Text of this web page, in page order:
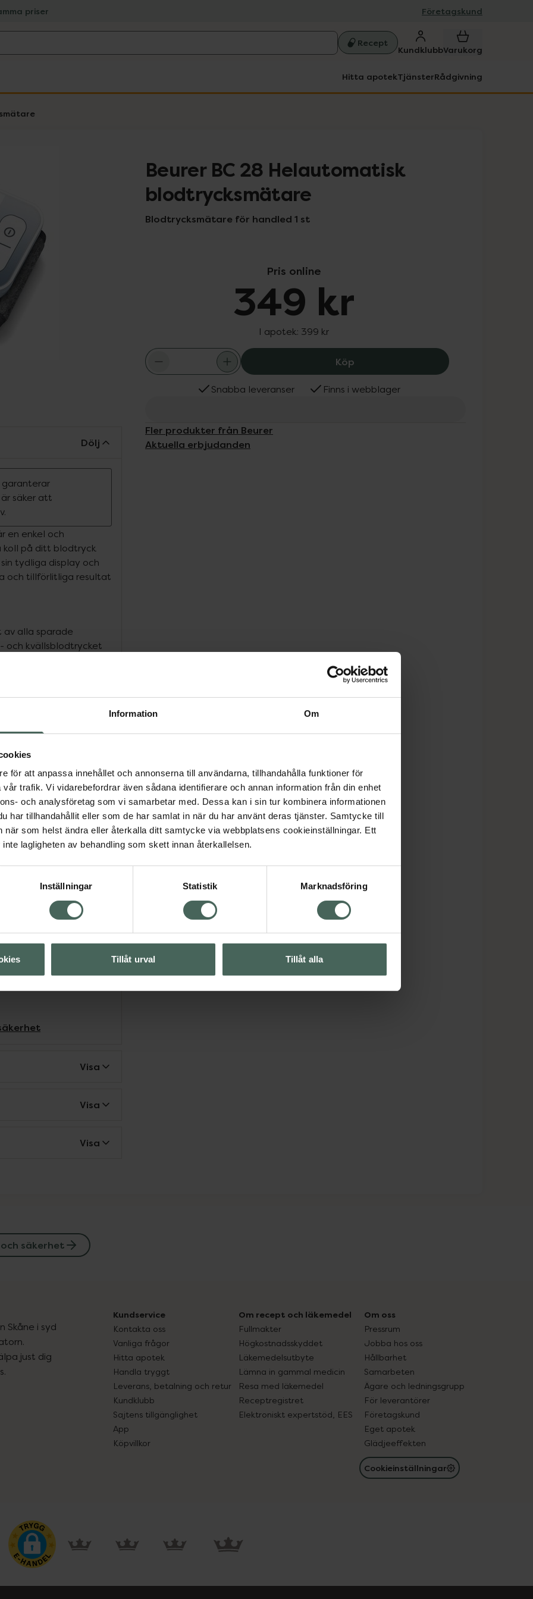
Information Om
för att anpassa innehållet och annonserna till användarna, tillhandahålla funktioner för
trafik. Vi vidarebefordrar även sådana identifierare och annan information från din enhet
och analysföretag som vi samarbetar med. Dessa kan i sin tur kombinera informationen
har tillhandahållit eller som de har samlat in när du har använt deras tjänster. Samtycke till
när som helst ändra eller återkalla ditt samtycke via webbplatsens cookieinställningar. Ett
lagligheten av behandling som skett innan återkallelsen.
Inställningar Statistik Marknadsföring
Tillåt urval Tillåt alla
priser Företagskund
Recept
KundklubbVarukorg
Hitta apotekTjänsterRådgivning
Beurer BC 28 Helautomatisk
blodtrycksmätare
Blodtrycksmätare för handled 1 st
Pris online
349 kr
I apotek: 399 kr
Köp Beurer BC 28 Helautomatisk
Snabba leveranser Finns i webblager
Fler produkter från Beurer
Aktuella erbjudanden
Dölj
garanterar
säker att
en enkel och
koll på ditt blodtryck
tydliga display och
och tillförlitliga resultat
av alla sparade
och kvällsblodtrycket
dina hälsotrender
en arytmidetektor
i din hjärtrytm.
för handleden
och puls. Enheten
av alla
och
oregelbundna hjärtslag
Mätaren är
och tid, automatisk
och låg batterinivå.
Visa
Visa
Visa
säkerhet
Skåne i syd
just dig
Kundservice
Kontakta oss
Vanliga frågor
Hitta apotek
Handla tryggt
Leverans, betalning och retur
Kundklubb
Sajtens tillgänglighet
App
Köpvillkor
Om recept och läkemedel
Fullmakter
Högkostnadsskyddet
Läkemedelsutbyte
Lämna in gammal medicin
Resa med läkemedel
Receptregistret
Elektroniskt expertstöd, EES
Om oss
Pressrum
Jobba hos oss
Hållbarhet
Samarbeten
Ägare och ledningsgrupp
För leverantörer
Företagskund
Eget apotek
Glädjeeffekten
Cookieinställningar